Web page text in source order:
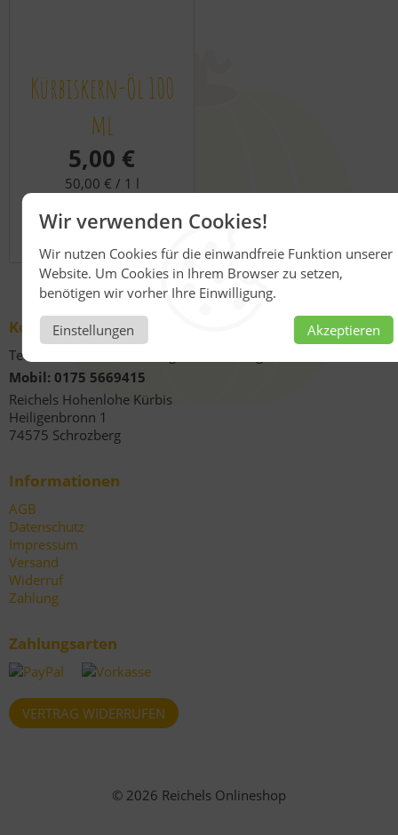
Wir verwenden Cookies!
Wir nutzen Cookies für die einwandfreie Funktion unserer
Website. Um Cookies in Ihrem Browser zu setzen,
benötigen wir vorher Ihre Einwilligung.
Einstellungen Akzeptieren
Kürbiskern-Öl 100
ml
5,00 €
50,00 € / 1 l
Kontakt
Telefonische Unterstützung und Beratung unter:
Mobil: 0175 5669415
Reichels Hohenlohe Kürbis
Heiligenbronn 1
74575 Schrozberg
Informationen
AGB
Datenschutz
Impressum
Versand
Widerruf
Zahlung
Zahlungsarten
VERTRAG WIDERRUFEN
© 2026 Reichels Onlineshop